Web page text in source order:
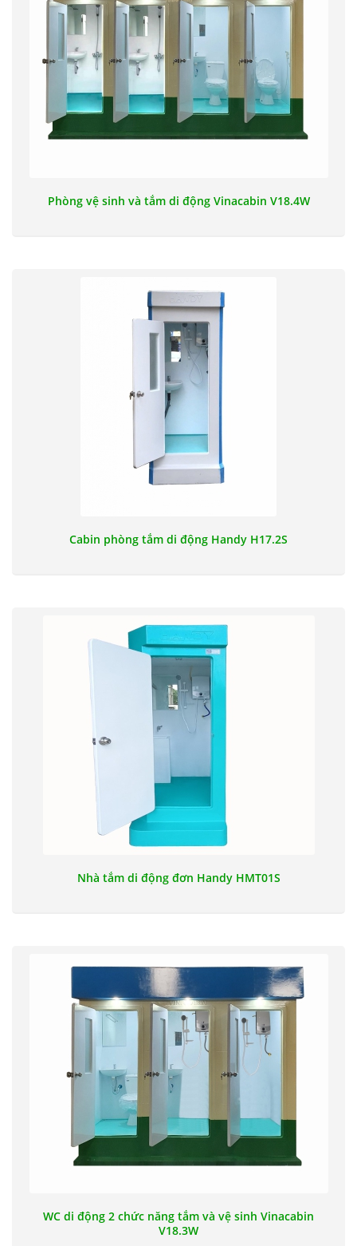
Phòng vệ sinh và tắm di động Vinacabin V18.4W
Cabin phòng tắm di động Handy H17.2S
Nhà tắm di động đơn Handy HMT01S
WC di động 2 chức năng tắm và vệ sinh Vinacabin
V18.3W